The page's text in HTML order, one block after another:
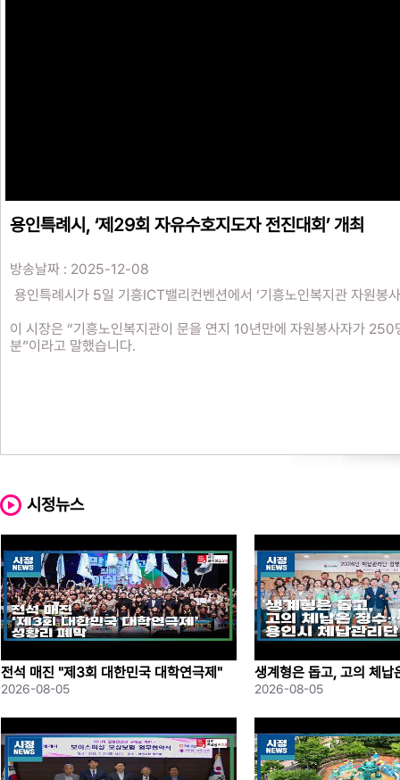
용인특례시, ‘제29회 자유수호지도자 전진대회’ 개최
방송날짜 : 2025-12-08
용인특례시가 5일 기흥ICT밸리컨벤션에서 ‘기흥노인복지관 자원봉
이 시장은 “기흥노인복지관이 문을 연지 10년만에 자원봉사자가
분”이라고 말했습니다.
시정뉴스
전석 매진 "제3회 대한민국 대학연극제"
성황리 폐막
2026-08-05
생계형은 돕고, 고의 체
례시 체납관리단 출범
2026-08-05